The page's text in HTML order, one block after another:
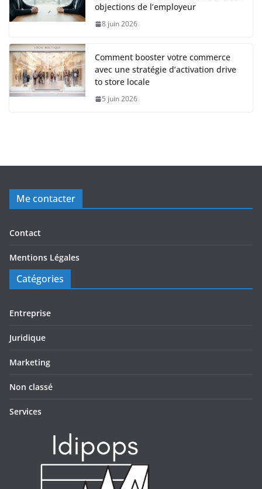
objections de l’employeur
8 juin 2026
Comment booster votre commerce
avec une stratégie d’activation drive
to store locale
5 juin 2026
Me contacter
Contact
Mentions Légales
Catégories
Entreprise
Juridique
Marketing
Non classé
Services